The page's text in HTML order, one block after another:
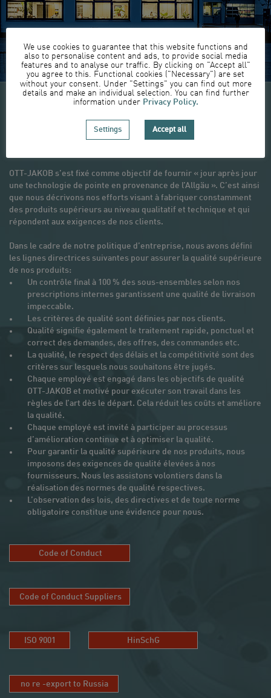
RESPONSABILITÉ
OTT-JAKOB s’est fixé comme objectif de fournir « jour après jour
une technologie de pointe en provenance de l’Allgäu ». C’est ainsi
que nous décrivons nos efforts visant à fabriquer constamment
des produits supérieurs au niveau qualitatif et technique et qui
répondent aux exigences de nos clients.
Dans le cadre de notre politique d’entreprise, nous avons défini
les lignes directrices suivantes pour assurer la qualité supérieure
de nos produits:
Un contrôle final à 100 % des sous-ensembles selon nos
prescriptions internes garantissent une qualité de livraison
impeccable.
Les critères de qualité sont définies par nos clients.
Qualité signifie également le traitement rapide, ponctuel et
correct des demandes, des offres, des commandes etc.
La qualité, le respect des délais et la compétitivité sont des
critères sur lesquels nous souhaitons être jugés.
Chaque employé est engagé dans les objectifs de qualité
OTT-JAKOB et motivé pour exécuter son travail dans les
règles de l’art dès le départ. Cela réduit les coûts et améliore
la qualité.
Chaque employé est invité à participer au processus
d’amélioration continue et à optimiser la qualité.
Pour garantir la qualité supérieure de nos produits, nous
imposons des exigences de qualité élevées à nos
fournisseurs. Nous les assistons volontiers dans la
réalisation des normes de qualité respectives.
L’observation des lois, des directives et de toute norme
obligatoire constitue une évidence pour nous.
Code of Conduct
Code of Conduct Suppliers
ISO 9001 HinSchG
no re -export to Russia
We use cookies to guarantee that this website functions and
also to personalise content and ads, to provide social media
features and to analyse our traffic. By clicking on "Accept all"
you agree to this. Functional cookies ("Necessary") are set
without your consent. Under "Settings" you can find out more
details and make an individual selection. You can find further
information under Privacy Policy.
Settings Accept all